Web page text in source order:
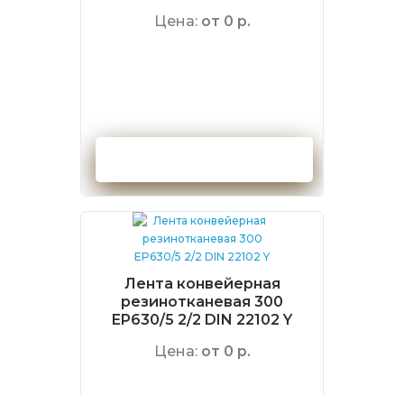
Цена: от 0 р.
Лента конвейерная
резинотканевая 300
EP630/5 2/2 DIN 22102 Y
Цена: от 0 р.